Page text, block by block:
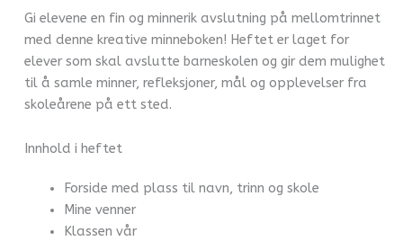
Gi elevene en fin og minnerik avslutning på mellomtrinnet
med denne kreative minneboken! Heftet er laget for
elever som skal avslutte barneskolen og gir dem mulighet
til å samle minner, refleksjoner, mål og opplevelser fra
skoleårene på ett sted.
Innhold i heftet
Forside med plass til navn, trinn og skole
Mine venner
Klassen vår